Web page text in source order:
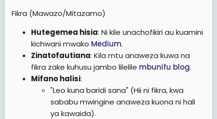
Fikra (Mawazo/Mitazamo)
Hutegemea hisia: Ni kile unachofikiri au kuamini
kichwani mwako ⁠Medium.
Zinatofautiana: Kila mtu anaweza kuwa na
fikra zake kuhusu jambo lilelile ⁠mbunifu blog.
Mifano halisi:
"Leo kuna baridi sana" (Hii ni fikra, kwa
sababu mwingine anaweza kuona ni hali
ya kawaida).